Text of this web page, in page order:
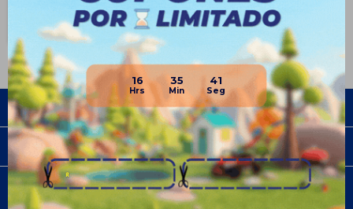
16 35 41
$ 2.019
Disponible Envío
Empresa
Compra
Newsletter